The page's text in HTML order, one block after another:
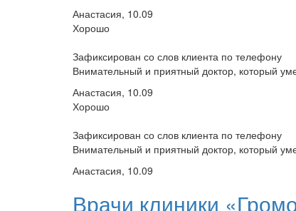
Анастасия, 10.09
Хорошо
Зафиксирован со слов клиента по телефону
Внимательный и приятный доктор, который
Анастасия, 10.09
Хорошо
Зафиксирован со слов клиента по телефону
Внимательный и приятный доктор, который
Анастасия, 10.09
Врачи клиники